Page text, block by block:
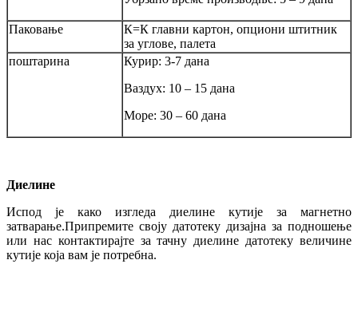
Паковање
К=К главни картон, опциони штитник
за углове, палета
поштарина
Курир: 3-7 дана
Ваздух: 10 – 15 дана
Море: 30 – 60 дана
Диелине
Испод је како изгледа диелине кутије за магнетно
затварање.Припремите своју датотеку дизајна за подношење
или нас контактирајте за тачну диелине датотеку величине
кутије која вам је потребна.